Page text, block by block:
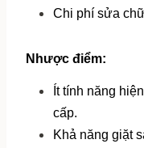
Chi phí sửa
Nhược điểm:
Ít tính năng
cấp.
Khả năng giặt